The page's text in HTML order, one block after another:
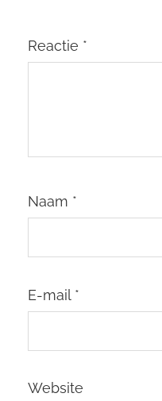
Reactie *
Naam *
E-mail *
Website